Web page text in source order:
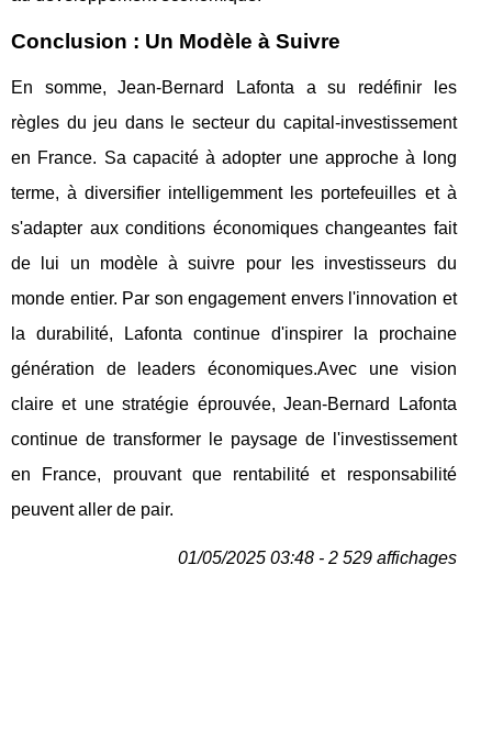
Conclusion : Un Modèle à Suivre
En somme, Jean-Bernard Lafonta a su redéfinir les
règles du jeu dans le secteur du capital-investissement
en France. Sa capacité à adopter une approche à long
terme, à diversifier intelligemment les portefeuilles et à
s'adapter aux conditions économiques changeantes fait
de lui un modèle à suivre pour les investisseurs du
monde entier. Par son engagement envers l'innovation et
la durabilité, Lafonta continue d'inspirer la prochaine
génération de leaders économiques.Avec une vision
claire et une stratégie éprouvée, Jean-Bernard Lafonta
continue de transformer le paysage de l'investissement
en France, prouvant que rentabilité et responsabilité
peuvent aller de pair.
01/05/2025 03:48 - 2 529 affichages